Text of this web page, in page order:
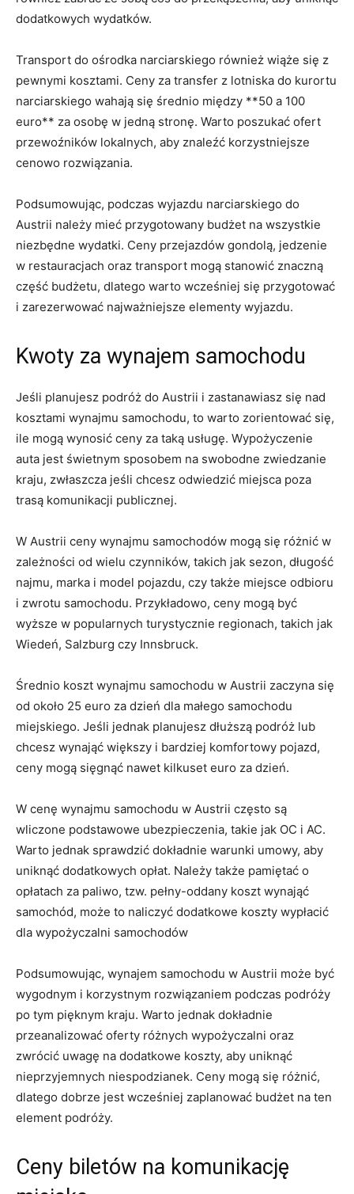
dodatkowych wydatków.
Transport do ośrodka narciarskiego ⁢również wiąże ⁣się ⁣z
pewnymi‌ kosztami. Ceny ⁤za transfer z lotniska do kurortu
narciarskiego wahają się średnio między **50 a 100
euro** za osobę w ⁣jedną stronę. Warto poszukać‌ ofert
przewoźników lokalnych, ⁣aby‌ znaleźć korzystniejsze⁢
cenowo rozwiązania.
Podsumowując, podczas⁤ wyjazdu narciarskiego do⁣
Austrii należy mieć ⁢przygotowany budżet⁣ na wszystkie
niezbędne ⁤wydatki. Ceny przejazdów gondolą, jedzenie
w restauracjach oraz transport mogą stanowić​ znaczną
część budżetu, dlatego warto wcześniej się przygotować
i⁤ zarezerwować najważniejsze elementy wyjazdu.
Kwoty za⁢ wynajem samochodu
Jeśli planujesz podróż do‌ Austrii i zastanawiasz ⁣się‌ nad
kosztami wynajmu samochodu, to warto zorientować ⁤się,
‍ile mogą wynosić ceny za taką⁢ usługę.⁣ Wypożyczenie
auta jest świetnym sposobem ​na swobodne zwiedzanie
kraju, ‍zwłaszcza jeśli ⁤chcesz odwiedzić miejsca‍ poza
trasą komunikacji publicznej.
W Austrii ceny wynajmu samochodów mogą się różnić w
zależności od wielu czynników, takich ⁤jak ‍sezon, długość
najmu, marka i model pojazdu, czy także miejsce odbioru
i zwrotu ⁢samochodu. Przykładowo, ceny mogą ​być
wyższe w​ popularnych turystycznie regionach, takich jak
Wiedeń, Salzburg czy Innsbruck.
Średnio koszt wynajmu samochodu w Austrii zaczyna się‌
od około 25 euro za dzień dla małego samochodu
‌miejskiego. Jeśli jednak planujesz dłuższą podróż lub
chcesz wynająć większy i bardziej komfortowy pojazd,
‌ceny ⁣mogą sięgnąć nawet kilkuset‍ euro za dzień.
W cenę wynajmu⁣ samochodu w Austrii często są
wliczone podstawowe⁤ ubezpieczenia, takie jak OC i AC.
Warto jednak sprawdzić dokładnie warunki umowy, aby
uniknąć dodatkowych opłat. Należy także pamiętać o
opłatach za paliwo, tzw. pełny-oddany koszt wynająć
samochód, może ⁤to naliczyć‌ dodatkowe koszty wypłacić
dla ⁤wypożyczalni samochodów
Podsumowując, wynajem samochodu w Austrii ‍może⁢ być
wygodnym i korzystnym rozwiązaniem podczas podróży
po tym pięknym‌ kraju. Warto jednak ⁢dokładnie
przeanalizować oferty⁤ różnych wypożyczalni oraz‌
zwrócić uwagę na dodatkowe koszty,⁣ aby uniknąć
nieprzyjemnych ⁤niespodzianek. Ceny mogą ‍się różnić,
dlatego dobrze jest wcześniej‍ zaplanować budżet na⁤ ten
element podróży.
Ceny ⁢biletów na komunikację